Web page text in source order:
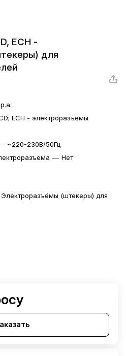
ECH -
для
ECH - электроразъемы
~220-230В/50Гц
— Нет
Электроразъёмы (штекеры) для